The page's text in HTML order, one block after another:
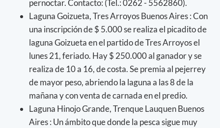
pernoctar. Contacto: (Tel.: 0262 - 5562860).
Laguna Goizueta, Tres Arroyos Buenos Aires : Con
una inscripción de $ 5.000 se realiza el picadito de
laguna Goizueta en el partido de Tres Arroyos el
lunes 21, feriado. Hay $ 250.000 al ganador y se
realiza de 10 a 16, de costa. Se premia al pejerrey
de mayor peso, abriendo la laguna a las 8 de la
mañana y con venta de carnada en el predio.
Laguna Hinojo Grande, Trenque Lauquen Buenos
Aires : Un ámbito que donde la pesca sigue muy